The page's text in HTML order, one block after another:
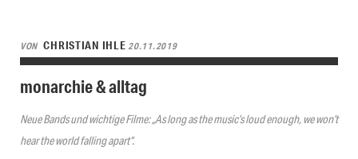
VON CHRISTIAN IHLE20.11.2019
monarchie & alltag
Neue Bands und wichtige Filme: „As long as the music’s loud enough, we won’t
hear the world falling apart“.